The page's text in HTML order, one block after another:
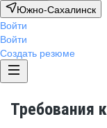
Южно-Сахалинск
Войти
Войти
Создать резюме
Требования